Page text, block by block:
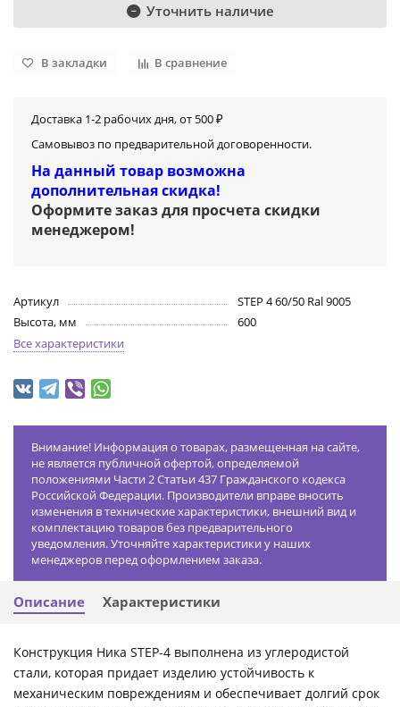
Уточнить наличие
В закладки В сравнение
Доставка 1-2 рабочих дня, от 500 ₽
Самовывоз по предварительной договоренности.
На данный товар возможна
дополнительная скидка!
Оформите заказ для просчета скидки
менеджером!
Артикул
STEP 4 60/50 Ral 9005
Высота, мм
600
Все характеристики
Внимание! Информация о товарах, размещенная на сайте,
не является публичной офертой, определяемой
положениями Части 2 Статьи 437 Гражданского кодекса
Российской Федерации. Производители вправе вносить
изменения в технические характеристики, внешний вид и
комплектацию товаров без предварительного
уведомления. Уточняйте характеристики у наших
менеджеров перед оформлением заказа.
Описание Характеристики
Конструкция Ника STEP-4 выполнена из углеродистой
стали, которая придает изделию устойчивость к
механическим повреждениям и обеспечивает долгий срок